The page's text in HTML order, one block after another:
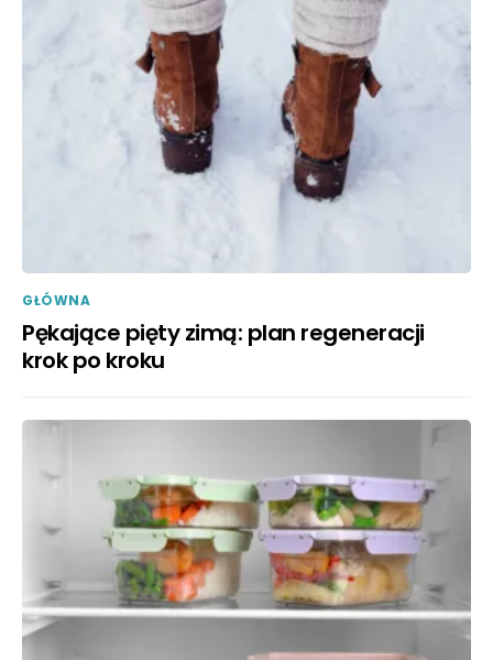
GŁÓWNA
Pękające pięty zimą: plan regeneracji
krok po kroku